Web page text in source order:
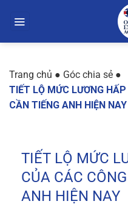
đến
Trang chủ ● Góc chia sẻ ●
TIẾT LỘ MỨC LƯƠNG
CẦN TIẾNG ANH HIỆN NAY
TIẾT LỘ MỨC
CỦA CÁC
ANH HIỆN NAY